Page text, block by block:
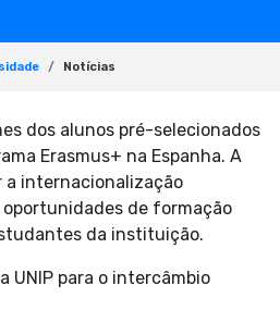
Notícias
dos alunos pré-selecionados
Erasmus+ na Espanha. A
a internacionalização
oportunidades de formação
da instituição.
UNIP para o intercâmbio